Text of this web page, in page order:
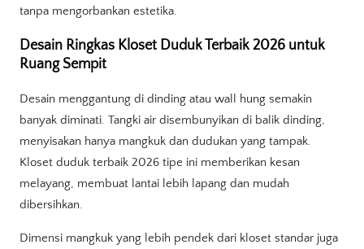
tanpa mengorbankan estetika.
Desain Ringkas Kloset Duduk Terbaik 2026 untuk
Ruang Sempit
Desain menggantung di dinding atau wall hung semakin
banyak diminati. Tangki air disembunyikan di balik dinding,
menyisakan hanya mangkuk dan dudukan yang tampak.
Kloset duduk terbaik 2026 tipe ini memberikan kesan
melayang, membuat lantai lebih lapang dan mudah
dibersihkan.
Dimensi mangkuk yang lebih pendek dari kloset standar juga